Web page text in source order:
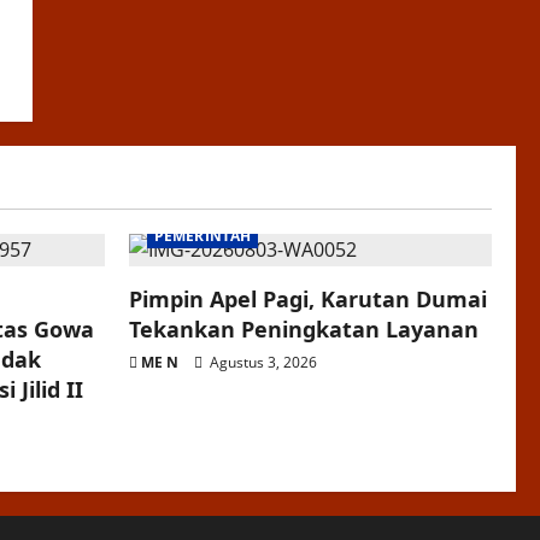
Gowa
Jilid II
PEMERINTAH
Pimpin Apel Pagi, Karutan Dumai
Tekankan Peningkatan Layanan
ME N Agustus 3, 2026